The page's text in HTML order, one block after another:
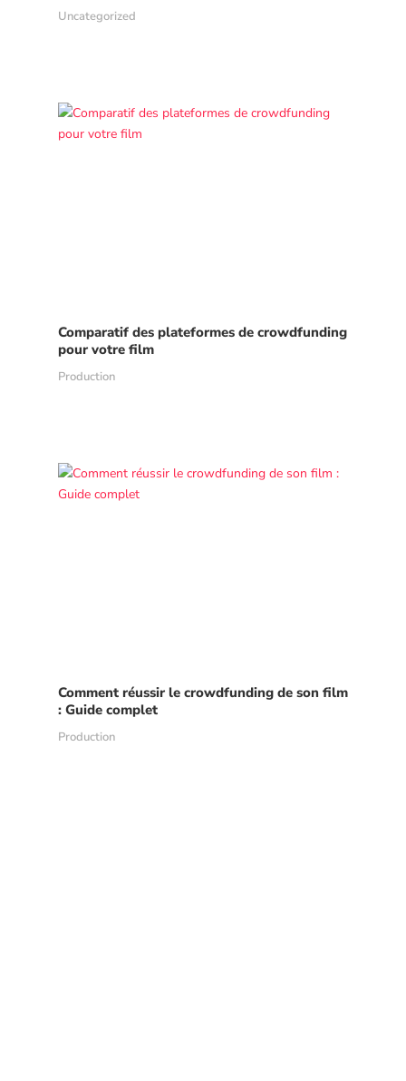
Uncategorized
Comparatif des plateformes de crowdfunding
pour votre film
Production
Comment réussir le crowdfunding de son film
: Guide complet
Production